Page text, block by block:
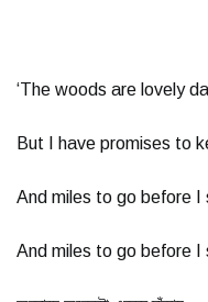
‘The woods are lovely
But I have promises to
And miles to go before I
And miles to go before I